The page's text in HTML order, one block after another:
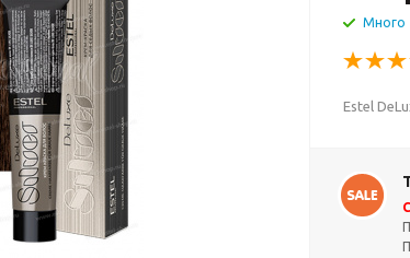
Много
Estel